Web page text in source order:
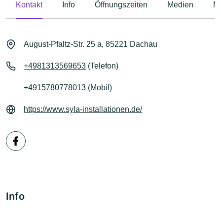
Kontakt Info Öffnungszeiten Medien
August-Pfaltz-Str. 25 a, 85221 Dachau
+4981313569653 (Telefon)
+4915780778013 (Mobil)
https://www.syla-installationen.de/
Info